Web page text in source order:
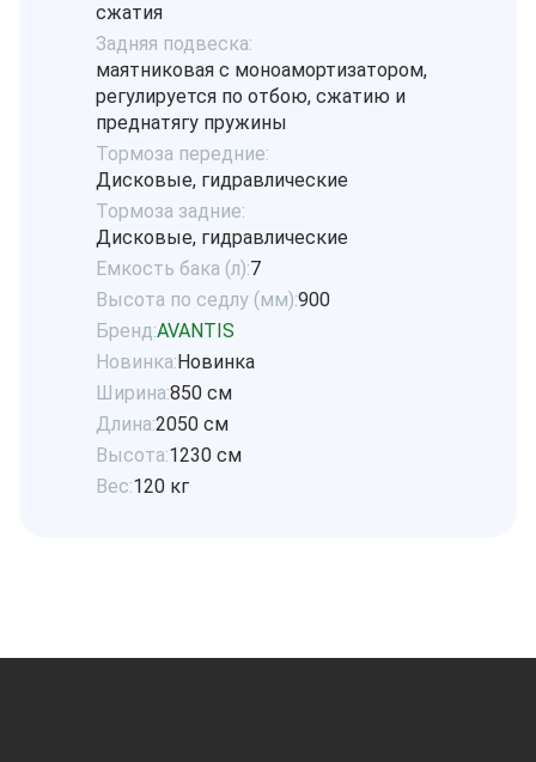
сжатия
Задняя подвеска:
маятниковая с моноамортизатором,
регулируется по отбою, сжатию и
преднатягу пружины
Тормоза передние:
Дисковые, гидравлические
Тормоза задние:
Дисковые, гидравлические
Емкость бака (л):7
Высота по седлу (мм):900
Бренд:AVANTIS
Новинка: Новинка
Ширина:850 см
Длина:2050 см
Высота:1230 см
Вес:120 кг